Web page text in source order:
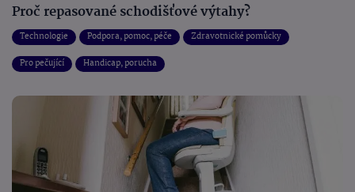
Proč repasované schodišťové výtahy?
Technologie Podpora, pomoc, péče
Zdravotnické pomůcky
Pro pečující
Handicap, porucha